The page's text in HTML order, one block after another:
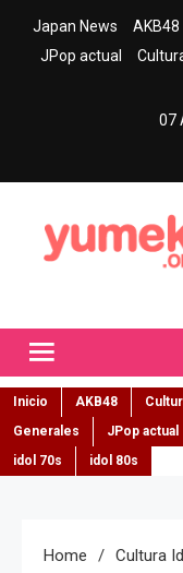
Japan News AKB48
JPop actual
07
Inicio AKB48
Generales
JPop actual
idol 70s
idol 80s
Home
Cultura